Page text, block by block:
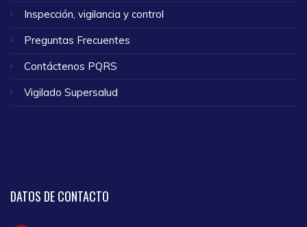
Inspección, vigilancia y control
Preguntas Frecuentes
Contáctenos PQRS
Vigilado Supersalud
DATOS DE CONTACTO